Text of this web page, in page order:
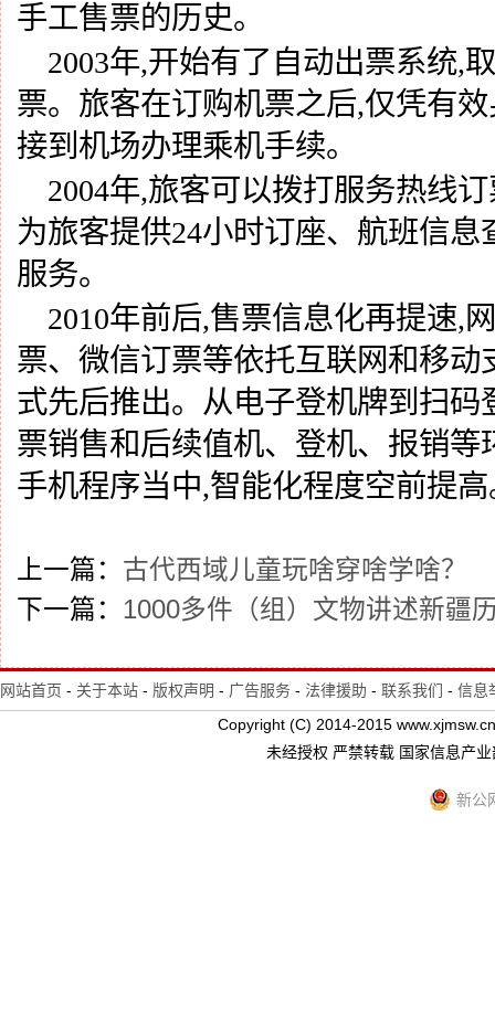
手工售票的历史。
2003年,开始有了自动出票系统,
票。旅客在订购机票之后,仅凭有
接到机场办理乘机手续。
2004年,旅客可以拨打服务热线
为旅客提供24小时订座、航班信息
服务。
2010年前后,售票信息化再提速,
票、微信订票等依托互联网和移动
式先后推出。从电子登机牌到扫码
票销售和后续值机、登机、报销等
手机程序当中,智能化程度空前提高
上一篇： 古代西域儿童玩啥穿啥学啥？
下一篇： 1000多件（组）文物讲述新疆
网站首页 - 关于本站 - 版权声明 - 广告服务 - 法律援助 - 联系我们 - 信息
Copyright (C) 2014-2015
未经授权 严禁转载 国家信息产
新公